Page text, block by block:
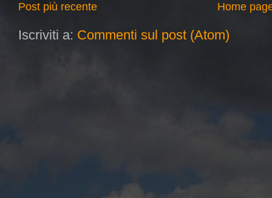
Post più recente Home
Iscriviti a: Commenti sul post (Atom)